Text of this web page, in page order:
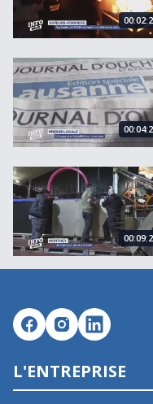
Le journal
Un Carnaval aimé à la
L'ENTREPRISE